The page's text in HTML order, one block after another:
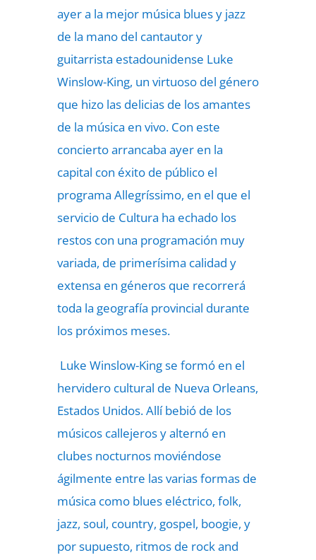
ayer a la mejor música blues y jazz
de la mano del cantautor y
guitarrista estadounidense Luke
Winslow-King, un virtuoso del género
que hizo las delicias de los amantes
de la música en vivo. Con este
concierto arrancaba ayer en la
capital con éxito de público el
programa Allegríssimo, en el que el
servicio de Cultura ha echado los
restos con una programación muy
variada, de primerísima calidad y
extensa en géneros que recorrerá
toda la geografía provincial durante
los próximos meses.
Luke Winslow-King se formó en el
hervidero cultural de Nueva Orleans,
Estados Unidos. Allí bebió de los
músicos callejeros y alternó en
clubes nocturnos moviéndose
ágilmente entre las varias formas de
música como blues eléctrico, folk,
jazz, soul, country, gospel, boogie, y
por supuesto, ritmos de rock and